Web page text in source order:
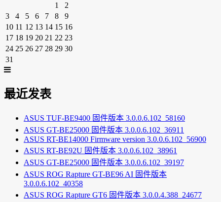
1
2
3
4 5 6 7 8
9
10 11 12 13 14 15 16
17 18 19 20 21 22 23
24 25 26 27 28 29 30
31
最近发表
ASUS TUF-BE9400 固件版本 3.0.0.6.102_58160
ASUS GT-BE25000 固件版本 3.0.0.6.102_36911
ASUS RT-BE14000 Firmware version 3.0.0.6.102_56900
ASUS RT-BE92U 固件版本 3.0.0.6.102_38961
ASUS GT-BE25000 固件版本 3.0.0.6.102_39197
ASUS ROG Rapture GT-BE96 AI 固件版本
3.0.0.6.102_40358
ASUS ROG Rapture GT6 固件版本 3.0.0.4.388_24677